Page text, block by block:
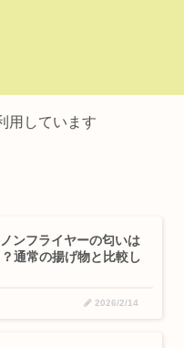
用しています
ンフライヤーの匂いは
通常の揚げ物と比較し
2026/2/14